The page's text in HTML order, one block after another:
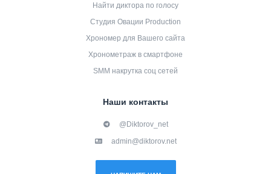
Найти диктора по голосу
Студия Овации Production
Хрономер для Вашего сайта
Хронометраж в смартфоне
SMM накрутка соц сетей
Наши контакты
@Diktorov_net
admin@diktorov.net